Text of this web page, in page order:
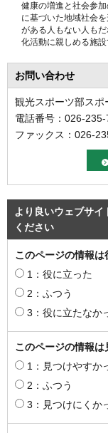
健康の増進と社会参
に基づいた地域社会
がある人もない人も
化活動に親しめる施設
お問い合わせ
観光スポーツ部スポ
電話番号：026-235-
ファックス：026-
より良いウェブサ
ください
このページの情報は
1：役に立った
2：ふつう
3：役に立たなか
このページの情報は
1：見つけやすか
2：ふつう
3：見つけにくか